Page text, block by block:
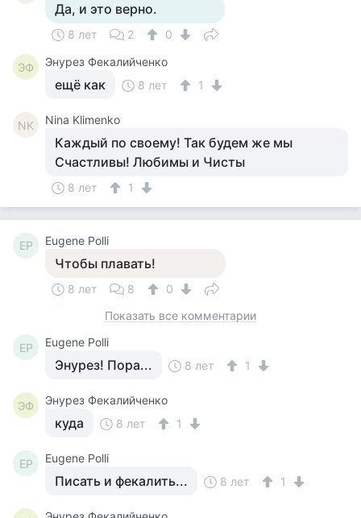
Да, и это верно.
8 лет 2 0
ЭФ Энурез Фекалийченко
ещё как 8 лет 1
NK Nina Klimenko
Каждый по своему! Так будем же мы
Счастливы! Любимы и Чисты
8 лет 1
EP Eugene Polli
Чтобы плавать!
8 лет 8
0
Показать все комментарии
EP Eugene Polli
Энурез! Пора... 8 лет 1
ЭФ Энурез Фекалийченко
куда 8 лет 1
EP Eugene Polli
Писать и фекалить... 8 лет 1